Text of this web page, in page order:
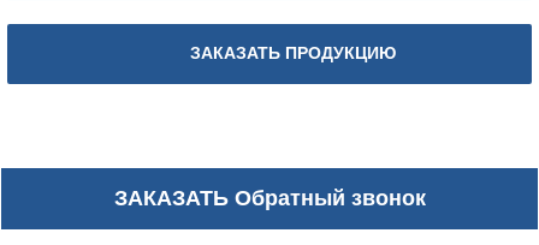
ЗАКАЗАТЬ ПРОДУКЦИЮ
ЗАКАЗАТЬОбратный звонок